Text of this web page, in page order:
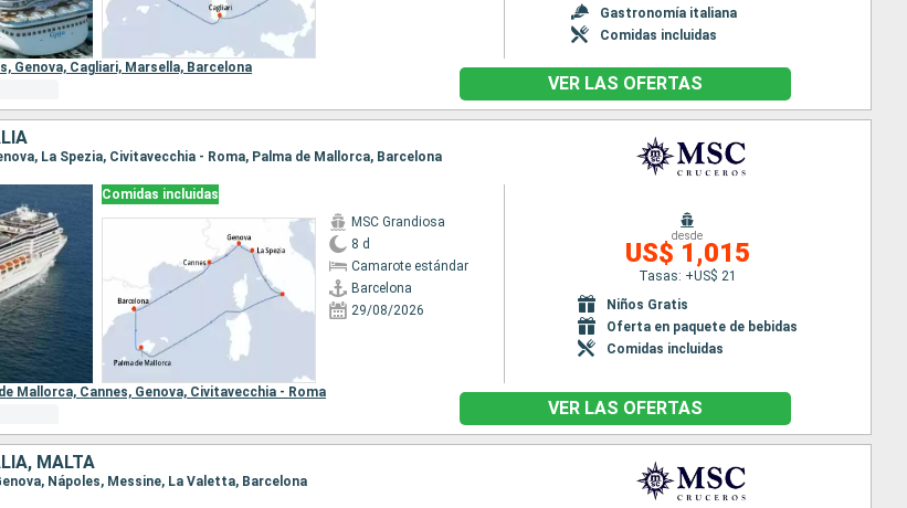
Gastronomía italiana
Comidas incluidas
Genova, Cagliari, Marsella, Barcelona
VER LAS OFERTAS
La Spezia, Civitavecchia - Roma, Palma de Mallorca, Barcelona
Comidas incluidas
MSC Grandiosa
8 d
Camarote estándar
Barcelona
29/08/2026
desde
US$ 1,015
Tasas: +US$ 21
Niños Gratis
Oferta en paquete de bebidas
Comidas incluidas
Mallorca, Cannes, Genova, Civitavecchia - Roma
VER LAS OFERTAS
MALTA
Nápoles, Messine, La Valetta, Barcelona